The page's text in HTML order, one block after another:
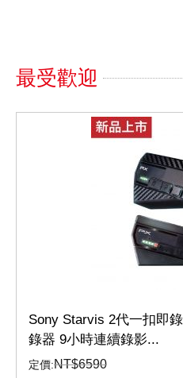
最受歡迎
Sony Starvis 2代一扣即
錄器 9小時連續錄影...
定價:NT$6590